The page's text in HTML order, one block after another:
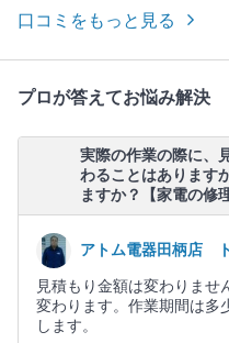
口コミをもっと見る
プロが答えてお悩み解決
実際の作業の際に、
わることはあります
ますか？【家電の修
アトム電器田柄店
見積もり金額は変わりま
変わります。作業期間は多
します。